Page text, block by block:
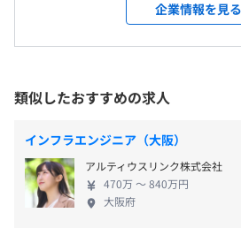
・有名ソーシャルゲームのフロント
・大手ゲーム会社のプラットフォ
・大手旅行会社のフロントエンド開
・飲料メーカーの新商品ブランドサ
・大手自動車メーカーのWebサイ
など
【主要取引先】
就業場所の変更範囲
会社の定める場所（テレワークをお
受動喫煙防止措置に関する事項
敷地内禁煙（喫煙場所あり）
より若干異なります。
平均残業時間：残業は月20時間以
年間休日125日以上
■完全週休2日制（土・日）
■祝日
■有給休暇
皆様の想像を超えたものを作り
参りました。 一方で、これからも時代は急激にデジ
の中で、もっと前に進み続けなけ
く感じています。 これからの時代もさらに本質も見
抜き、想像を超え続けられるた
を打つデザイン + 誰もが想像し
新しい価値としてご提供できる
しなければいけないタイミングだ
【代表メッセージ】 ■代表取締
企業情報を見る
類似したおすすめの求人
インフラエンジニア（大阪）
アルティウスリンク株式会社
470万 〜 840万円
大阪府